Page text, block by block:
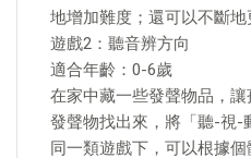
地增加難度；還可以不斷地
遊戲2：聽音辨方向
適合年齡：0-6歲
在家中藏一些發聲物品，
發聲物找出來，將「聽-視-
同一類遊戲下，可以根據